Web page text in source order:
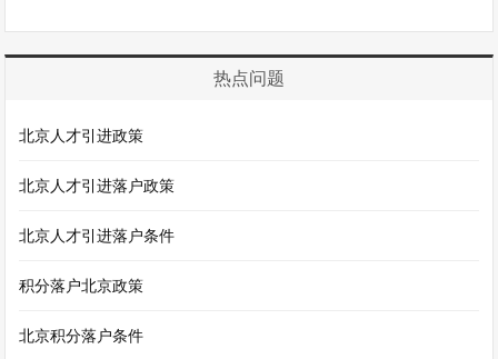
热点问题
北京人才引进政策
北京人才引进落户政策
北京人才引进落户条件
积分落户北京政策
北京积分落户条件